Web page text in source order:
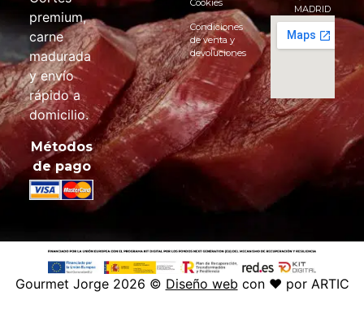
premium,
carne
madurada
y envío
rápido a
domicilio.
Métodos
de pago
Cookies
Condiciones
de venta y
devoluciones
MADRID
Gourmet Jorge 2026 © Diseño web con ♥️ por ARTIC